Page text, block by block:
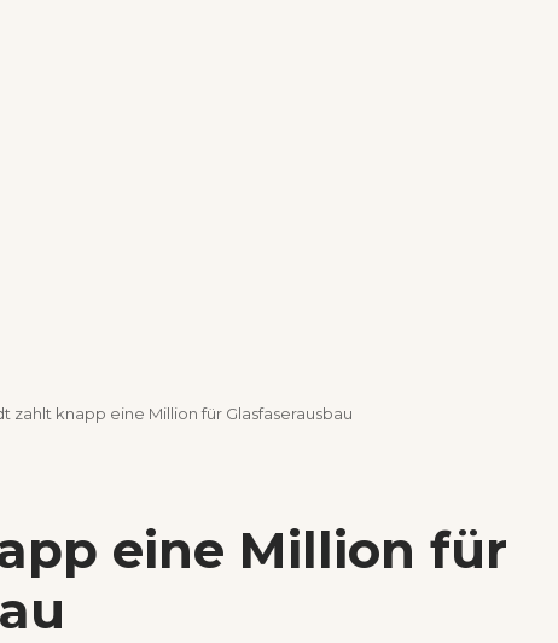
zahlt knapp eine Million für Glasfaserausbau
eine Million für